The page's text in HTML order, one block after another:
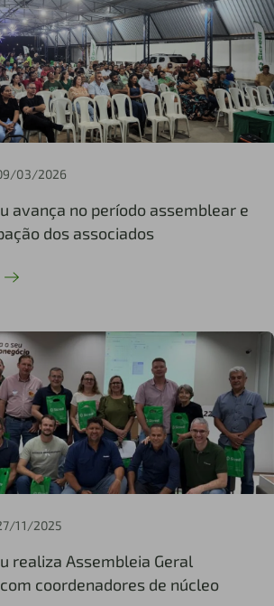
03/2026
avança no período assemblear e
dos associados
11/2025
realiza Assembleia Geral
coordenadores de núcleo